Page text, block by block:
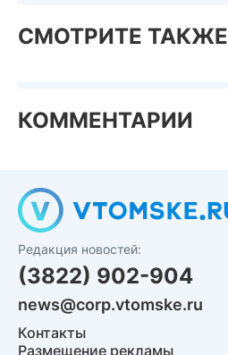
СМОТРИТЕ ТАКЖЕ
КОММЕНТАРИИ
Редакция новостей:
(3822) 902-904
news@corp.vtomske.ru
Контакты
Размещение рекламы